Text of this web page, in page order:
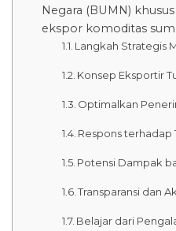
Negara (BUMN)
ekspor komoditas
Langkah Strategis
Konsep Eksportir
Optimalkan
Respons terhadap
Potensi Dampak
Transparansi dan
Belajar dari